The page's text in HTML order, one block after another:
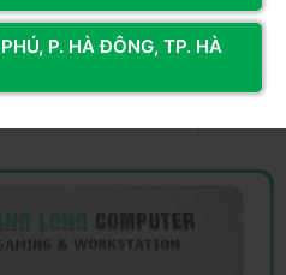
bảo hành tận tâm dài hạn
góp linh hoạt với lãi suất ưu
tốt nhất hôm nay!
P. HÀ ĐÔNG, TP. HÀ